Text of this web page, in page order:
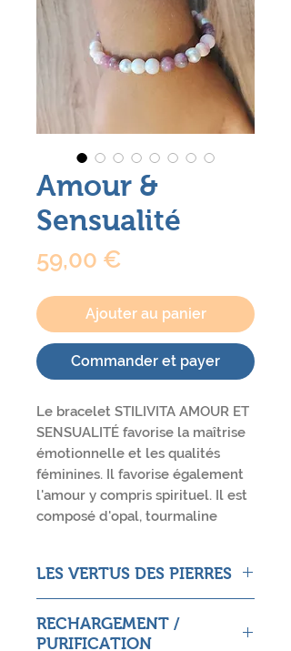
Amour &
Sensualité
59,00 €
Ajouter au panier
Commander et payer
Le bracelet STILIVITA AMOUR ET
SENSUALITÉ favorise la maîtrise
émotionnelle et les qualités
féminines. Il favorise également
l'amour y compris spirituel. Il est
composé d'opal, tourmaline
sa chaîne de rallonge en acier
inoxydable. Ce bracelet est
imaginé, fabriqué et distribué
depuis la France.
LES VERTUS DES PIERRES
Pierre mettant en lumière sa
RECHARGEMENT /
PURIFICATION